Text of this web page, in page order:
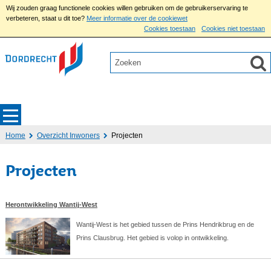
Wij zouden graag functionele cookies willen gebruiken om de gebruikerservaring te
verbeteren, staat u dit toe? Meer informatie over de cookiewet
Cookies toestaan
Cookies niet toestaan
Home Overzicht Inwoners Projecten
Projecten
Herontwikkeling Wantij-West
Wantij-West is het gebied tussen de Prins Hendrikbrug en de
Prins Clausbrug. Het gebied is volop in ontwikkeling.